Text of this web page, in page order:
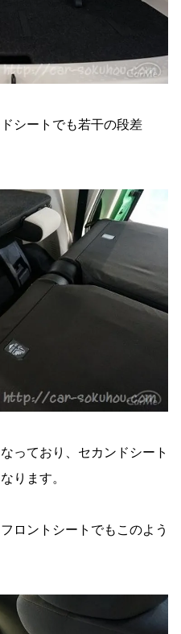
シートでも若干の段差
っており、セカンドシート
ります。
ロントシートでもこのよう